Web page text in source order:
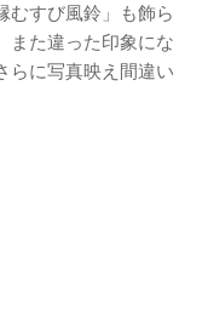
すび風鈴」も飾ら
また違った印象にな
らに写真映え間違い